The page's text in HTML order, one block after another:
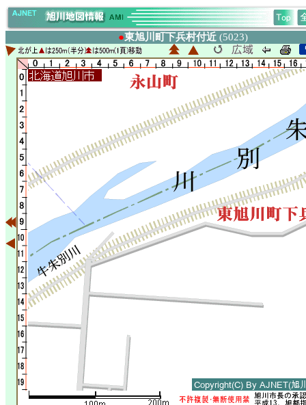
●東旭川町下兵村付近 (5023)